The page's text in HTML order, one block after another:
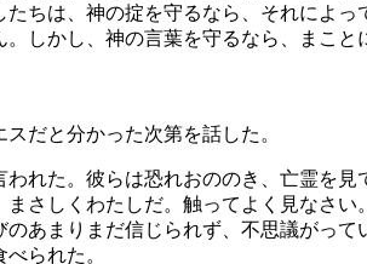
ちは、神の掟を守るなら、それによっ
しかし、神の言葉を守るなら、まこと
だと分かった次第を話した。
れた。彼らは恐れおののき、亡霊を
さしくわたしだ。触ってよく見なさい
あまりまだ信じられず、不思議がっ
られた。